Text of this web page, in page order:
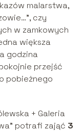
malarstwa,
czy
w zamkowych
większa
godzina
przejść
pobieżnego
+ Galeria
potrafi zająć 3